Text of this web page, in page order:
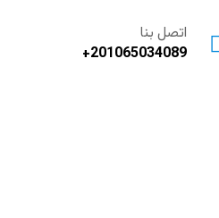
اتصل بنا
201065034089+